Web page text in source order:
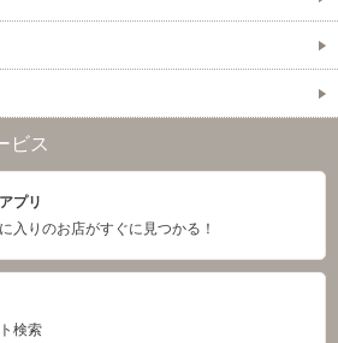
ビス
プリ
入りのお店がすぐに見つかる！
検索